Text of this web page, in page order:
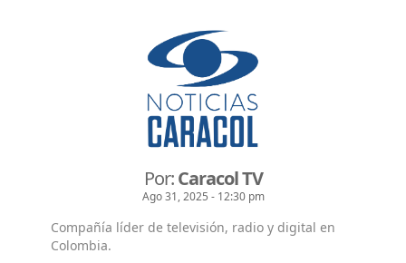
Por:Caracol TV
Ago 31, 2025 - 12:30 pm
Compañía líder de televisión, radio y digital en
Colombia.